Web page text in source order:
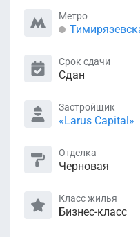
Метро
Срок сдачи
Сдан
Застройщик
«Larus Capital»
Отделка
Черновая
Класс жилья
Бизнес-класс